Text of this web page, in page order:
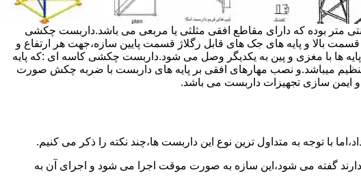
رگلاژ در قسمت بالای این داربست ها جهت هر ارتفاعی قابل تنظیم می باشد.عرض فریم داربست مثلثی ۱۲۰ سانتی متر بوده که دارای مقاطع افقی مثلثی یا مربعی می باشد.داربست چکشی
بالا و پایه های جک های قابل رگلاژ قسمت پایین سازه،جهت هر ارتفاع و
ها با مغزی و پین به یکدیگر وصل می شود.داربست چکشی کاسه ای :که پایه
میباشد.و نصب مهارهای افقی بر پایه های داربست با ضربه چکش صورت
ایمن سازی تجهیزات داربست می باشد.
با توجه به متداول ترین نوع این داربست ها،چند نکته را ذکر می کنیم.
گفته می شود،این سازه به صورت موقت اجرا می شود و اجرای آن به